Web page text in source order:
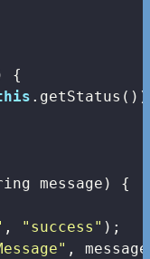
{
message)
{
, "success" );
,